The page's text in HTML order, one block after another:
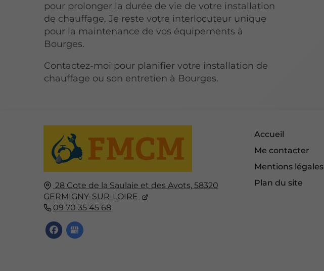
pour prolonger la durée de vie de votre installation
de chauffage. Je reste votre interlocuteur unique
pour la maintenance de vos équipements à
Bourges.
Contactez-moi pour planifier votre installation de
chauffage ou son entretien à Bourges.
28 Cote de la Saulaie et des Avots, 58320
GERMIGNY-SUR-LOIRE
09 70 35 45 68
Accueil
Me contacter
Mentions légales
Plan du site